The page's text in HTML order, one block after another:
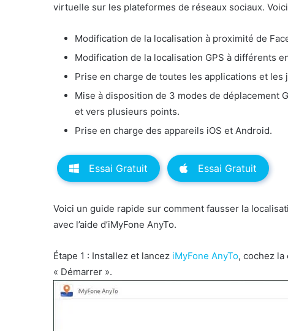
virtuelle sur les plateformes de réseaux sociaux.
Modification de la localisation à proximité de
Modification de la localisation GPS à différents
Prise en charge de toutes les applications et les
Mise à disposition de 3 modes de déplacement
et vers plusieurs points.
Prise en charge des appareils iOS et Android.
Essai Gratuit Essai Gratuit
Voici un guide rapide sur comment fausser la
avec l’aide d’iMyFone AnyTo.
Étape 1 : Installez et lancez iMyFone AnyTo, cochez
« Démarrer ».